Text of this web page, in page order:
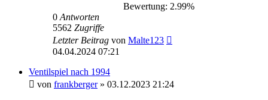
Bewertung: 2.99%
0 Antworten
5562 Zugriffe
Letzter Beitrag von Malte123
04.04.2024 07:21
Ventilspiel nach 1994
von frankberger» 03.12.2023 21:24